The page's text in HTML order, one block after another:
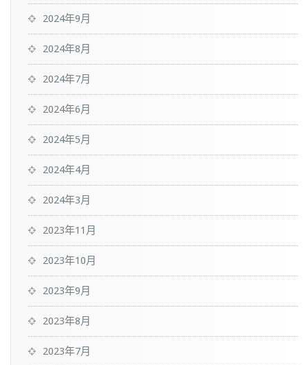
2024年9月
2024年8月
2024年7月
2024年6月
2024年5月
2024年4月
2024年3月
2023年11月
2023年10月
2023年9月
2023年8月
2023年7月